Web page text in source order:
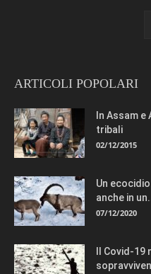
ARTICOLI POPOLARI
In Assam
tribali
02/12/2015
Un
anche in
07/12/2020
Il Covid-